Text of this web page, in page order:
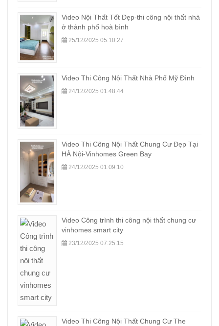
Video Nội Thất Tốt Đẹp-thi công nội thất nhà
ở thành phố hoà bình
25/12/2025 05:10:27
Video Thi Công Nội Thất Nhà Phố Mỹ Đình
24/12/2025 01:48:44
Video Thi Công Nội Thất Chung Cư Đẹp Tại
HÀ Nội-Vinhomes Green Bay
24/12/2025 01:09:10
Video Công trình thi công nội thất chung cư
vinhomes smart city
23/12/2025 07:25:15
Video Thi Công Nội Thất Chung Cư The